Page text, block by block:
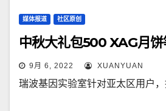
媒体报道 社区原创
中秋大礼包500 XAG月饼
9月 6, 2022 XUANYUAN
瑞波基因实验室针对亚太区用户